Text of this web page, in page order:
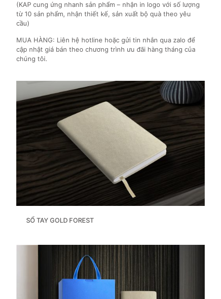
(KAP cung ứng nhanh sản phẩm – nhận in logo với số lượng
từ 10 sản phẩm, nhận thiết kế, sản xuất bộ quà theo yêu
cầu)
MUA HÀNG: Liên hệ hotline hoặc gửi tin nhắn qua zalo để
cập nhật giá bán theo chương trình ưu đãi hàng tháng của
chúng tôi.
SỔ TAY GOLD FOREST